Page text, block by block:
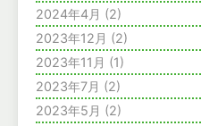
2024年4月 (2)
2023年12月 (2)
2023年11月 (1)
2023年7月 (2)
2023年5月 (2)